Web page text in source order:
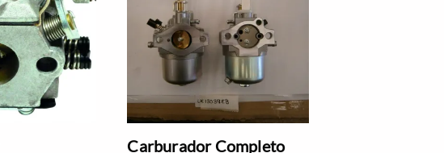
Carburador Completo